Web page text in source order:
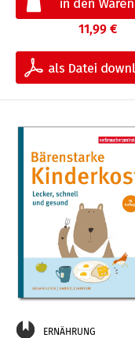
11,99 €
ERNÄHRUNG